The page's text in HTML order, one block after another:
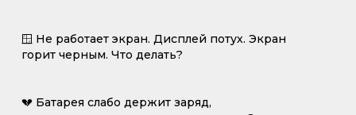
🪟 Не работает экран. Дисплей потух. Экран
горит черным. Что делать?
💔 Батарея слабо держит заряд,